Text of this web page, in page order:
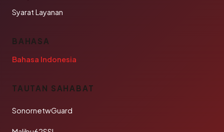
Syarat Layanan
BAHASA
Bahasa Indonesia
TAUTAN SAHABAT
SonornetwGuard